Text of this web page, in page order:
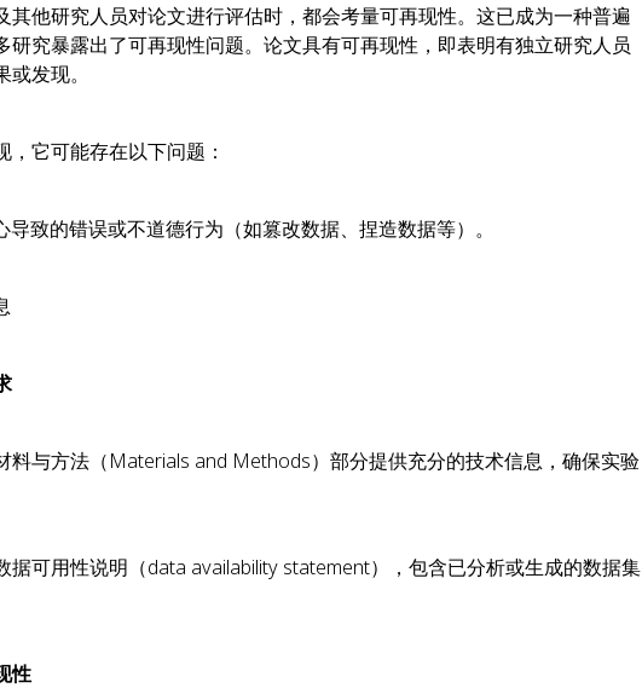
其他研究人员对论文进行评估时，都会考量可再现性。这已成为一种普遍
研究暴露出了可再现性问题。论文具有可再现性，即表明有独立研究人员
发现。
它可能存在以下问题：
致的错误或不道德行为（如篡改数据、捏造数据等）。
料与方法（Materials and Methods）部分提供充分的技术信息，确保实验
据可用性说明（data availability statement），包含已分析或生成的数据集
性